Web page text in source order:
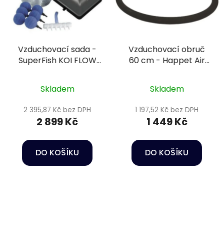
Vzduchovací sada -
SuperFish KOI FLOW
Skladem
2 395,87 Kč bez DPH
2 899 Kč
DO KOŠÍKU
Vzduchovací obruč
60 cm - Happet Air
Skladem
1 197,52 Kč bez DPH
1 449 Kč
DO KOŠÍKU